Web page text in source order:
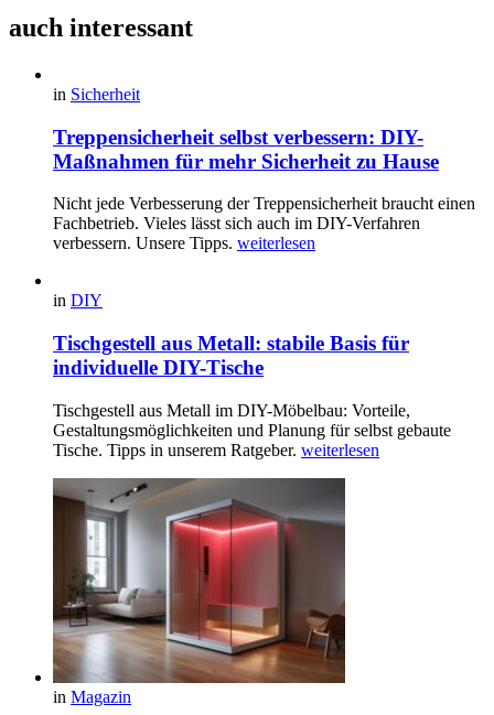
auch interessant
in Sicherheit
Treppensicherheit selbst verbessern: DIY-
Maßnahmen für mehr Sicherheit zu Hause
Nicht jede Verbesserung der Treppensicherheit braucht einen
Fachbetrieb. Vieles lässt sich auch im DIY-Verfahren
verbessern. Unsere Tipps. weiterlesen
in DIY
Tischgestell aus Metall: stabile Basis für
individuelle DIY-Tische
Tischgestell aus Metall im DIY-Möbelbau: Vorteile,
Gestaltungsmöglichkeiten und Planung für selbst gebaute
Tische. Tipps in unserem Ratgeber. weiterlesen
in Magazin